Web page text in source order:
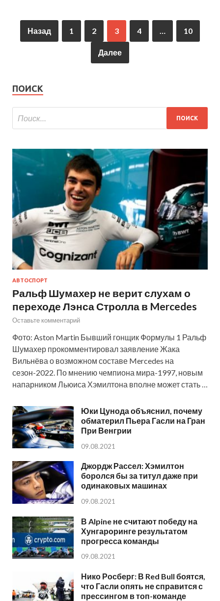
Назад 1 2 3 4 … 10
Далее
ПОИСК
АВТОСПОРТ
Ральф Шумахер не верит слухам о
переходе Лэнса Стролла в Mercedes
Оставьте комментарий
Фото: Aston Martin Бывший гонщик Формулы 1 Ральф
Шумахер прокомментировал заявление Жака
Вильнёва о возможном составе Mercedes на
сезон-2022. По мнению чемпиона мира-1997, новым
напарником Льюиса Хэмилтона вполне может стать …
Юки Цунода объяснил, почему
обматерил Пьера Гасли на Гран
При Венгрии
09.08.2021
Джордж Рассел: Хэмилтон
боролся бы за титул даже при
одинаковых машинах
09.08.2021
В Alpine не считают победу на
Хунгароринге результатом
прогресса команды
09.08.2021
Нико Росберг: В Red Bull боятся,
что Гасли опять не справится с
прессингом в топ-команде